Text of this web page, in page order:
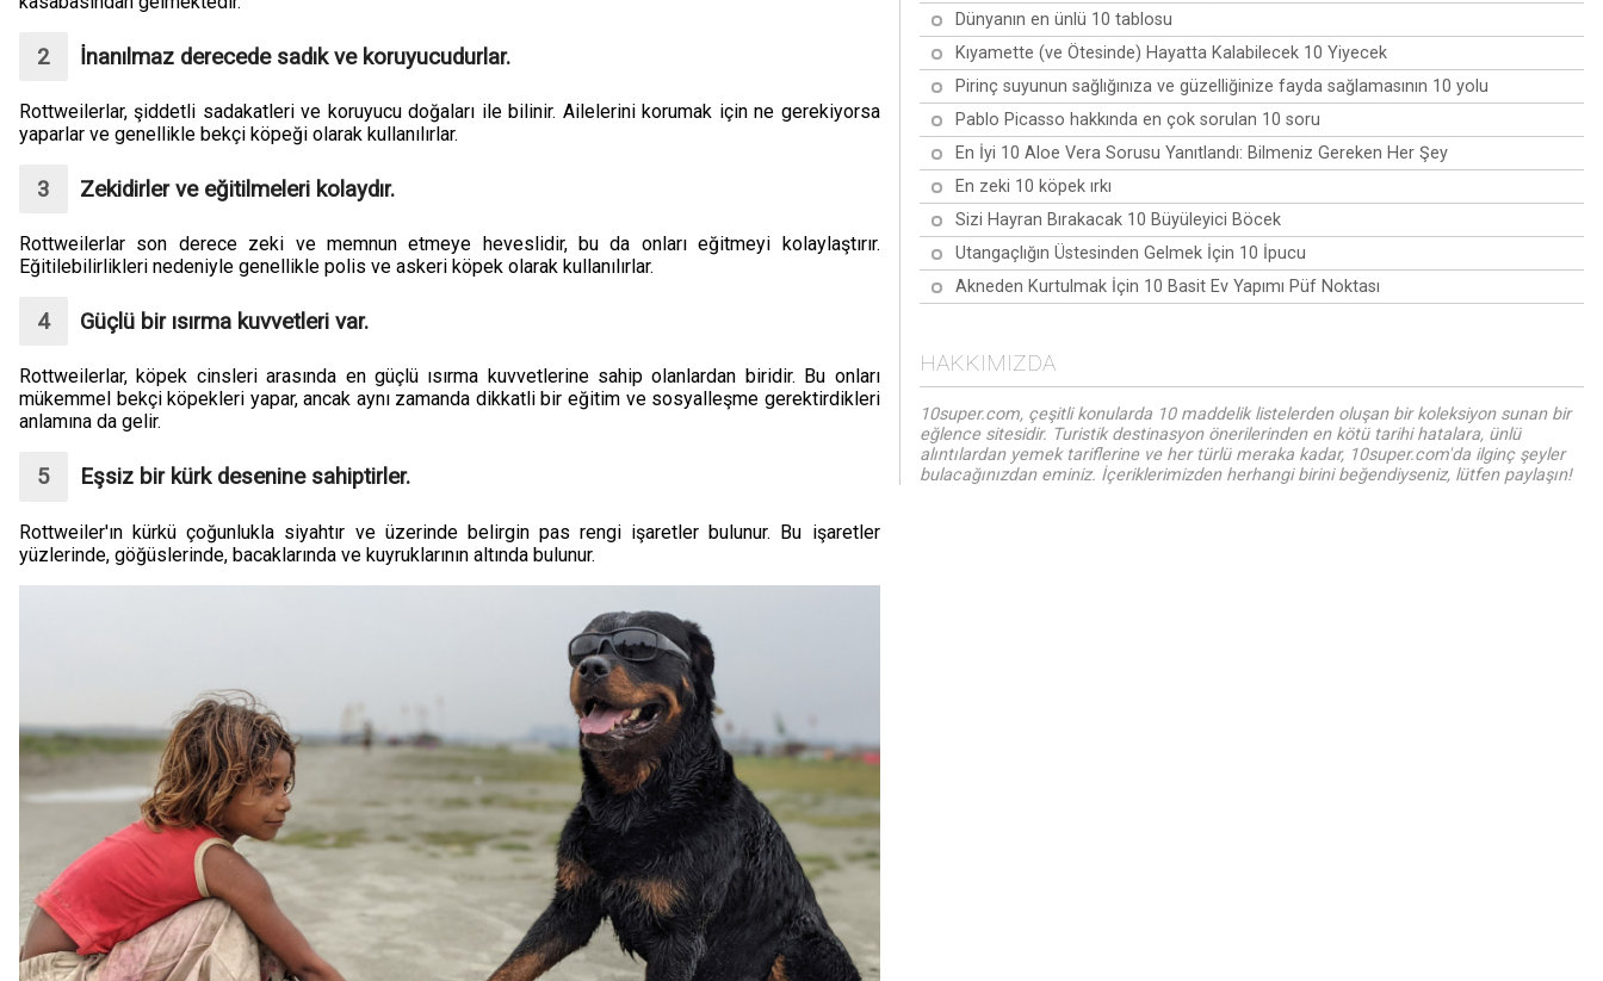
İnanılmaz derecede sadık ve koruyucudurlar.
Rottweilerlar, şiddetli sadakatleri ve koruyucu doğaları ile bilinir. Ailelerini korumak için ne gerekiyorsa
yaparlar ve genellikle bekçi köpeği olarak kullanılırlar.
Zekidirler ve eğitilmeleri kolaydır.
Rottweilerlar son derece zeki ve memnun etmeye heveslidir, bu da onları eğitmeyi kolaylaştırır.
Eğitilebilirlikleri nedeniyle genellikle polis ve askeri köpek olarak kullanılırlar.
Güçlü bir ısırma kuvvetleri var.
Rottweilerlar, köpek cinsleri arasında en güçlü ısırma kuvvetlerine sahip olanlardan biridir. Bu onları
mükemmel bekçi köpekleri yapar, ancak aynı zamanda dikkatli bir eğitim ve sosyalleşme gerektirdikleri
anlamına da gelir.
Eşsiz bir kürk desenine sahiptirler.
Rottweiler'ın kürkü çoğunlukla siyahtır ve üzerinde belirgin pas rengi işaretler bulunur. Bu işaretler
yüzlerinde, göğüslerinde, bacaklarında ve kuyruklarının altında bulunur.
Dünyanın en ünlü 10 tablosu
Kıyamette (ve Ötesinde) Hayatta Kalabilecek 10 Yiyecek
Pirinç suyunun sağlığınıza ve güzelliğinize fayda sağlamasının 10 yolu
Pablo Picasso hakkında en çok sorulan 10 soru
En İyi 10 Aloe Vera Sorusu Yanıtlandı: Bilmeniz Gereken Her Şey
En zeki 10 köpek ırkı
Sizi Hayran Bırakacak 10 Büyüleyici Böcek
Utangaçlığın Üstesinden Gelmek İçin 10 İpucu
Akneden Kurtulmak İçin 10 Basit Ev Yapımı Püf Noktası
HAKKIMIZDA
10super.com, çeşitli konularda 10 maddelik listelerden oluşan bir koleksiyon sunan bir
eğlence sitesidir. Turistik destinasyon önerilerinden en kötü tarihi hatalara, ünlü
alıntılardan yemek tariflerine ve her türlü meraka kadar, 10super.com'da ilginç şeyler
bulacağınızdan eminiz. İçeriklerimizden herhangi birini beğendiyseniz, lütfen paylaşın!